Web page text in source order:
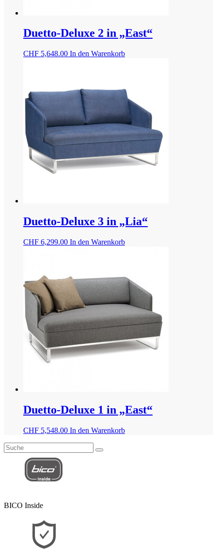
Duetto-Deluxe 2 in „East“
CHF 5,648.00 In den Warenkorb
Duetto-Deluxe 3 in „Lia“
CHF 6,299.00 In den Warenkorb
Duetto-Deluxe 1 in „East“
CHF 5,548.00 In den Warenkorb
BICO Inside